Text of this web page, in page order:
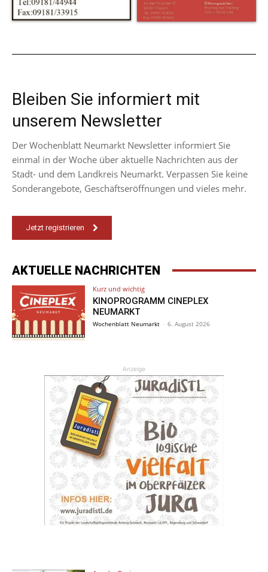
Bleiben Sie informiert mit
unserem Newsletter
Der Wochenblatt Neumarkt Newsletter informiert Sie
einmal in der Woche über aktuelle Nachrichten aus der
Stadt- und dem Landkreis Neumarkt. Verpassen Sie keine
Sonderangebote, Geschäftseröffnungen und vieles mehr.
Jetzt registrieren
AKTUELLE NACHRICHTEN
Kurz und wichtig
KINOPROGRAMM CINEPLEX
NEUMARKT
Wochenblatt Neumarkt - 6. August 2026
Anzeige